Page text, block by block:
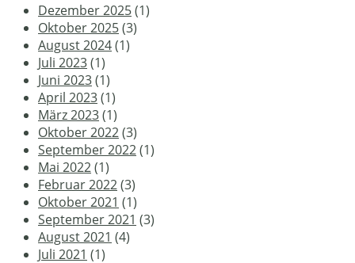
Dezember 2025(1)
Oktober 2025(3)
August 2024(1)
Juli 2023(1)
Juni 2023(1)
April 2023(1)
März 2023(1)
Oktober 2022(3)
September 2022(1)
Mai 2022(1)
Februar 2022(3)
Oktober 2021 (1)
September 2021 (3)
August 2021 (4)
Juli 2021 (1)